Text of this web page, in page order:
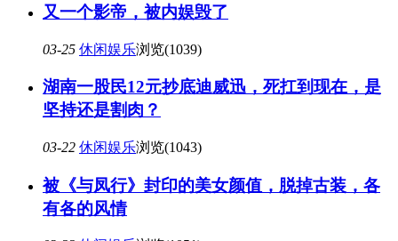
又一个影帝，被内娱毁了
03-25 休闲娱乐浏览(1039)
湖南一股民12元抄底迪威迅，死扛到现在，是
坚持还是割肉？
03-22 休闲娱乐浏览(1043)
被《与凤行》封印的美女颜值，脱掉古装，各
有各的风情